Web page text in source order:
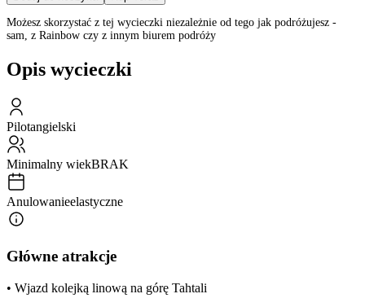
Możesz skorzystać z tej wycieczki niezależnie od tego jak podróżujesz -
sam, z Rainbow czy z innym biurem podróży
Opis wycieczki
Pilotangielski
Minimalny wiekBRAK
Anulowanieelastyczne
Główne atrakcje
• Wjazd kolejką linową na górę Tahtali